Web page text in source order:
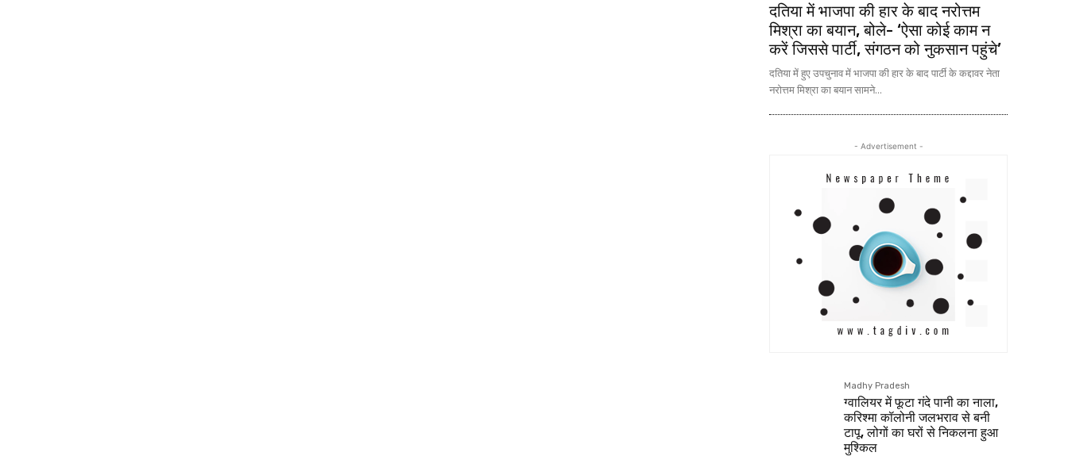
दतिया में भाजपा की हार के बाद नरोत्तम
मिश्रा का बयान, बोले- ‘ऐसा कोई काम न
करें जिससे पार्टी, संगठन को नुकसान पहुंचे’
दतिया में हुए उपचुनाव में भाजपा की हार के बाद पार्टी के कद्दावर नेता
नरोत्तम मिश्रा का बयान सामने...
- Advertisement -
Madhy Pradesh
ग्वालियर में फूटा गंदे पानी का नाला,
करिश्मा कॉलोनी जलभराव से बनी
टापू, लोगों का घरों से निकलना हुआ
मुश्किल